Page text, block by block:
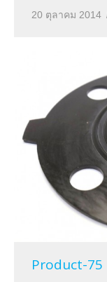
20 ตุลาคม 2014
Product-75